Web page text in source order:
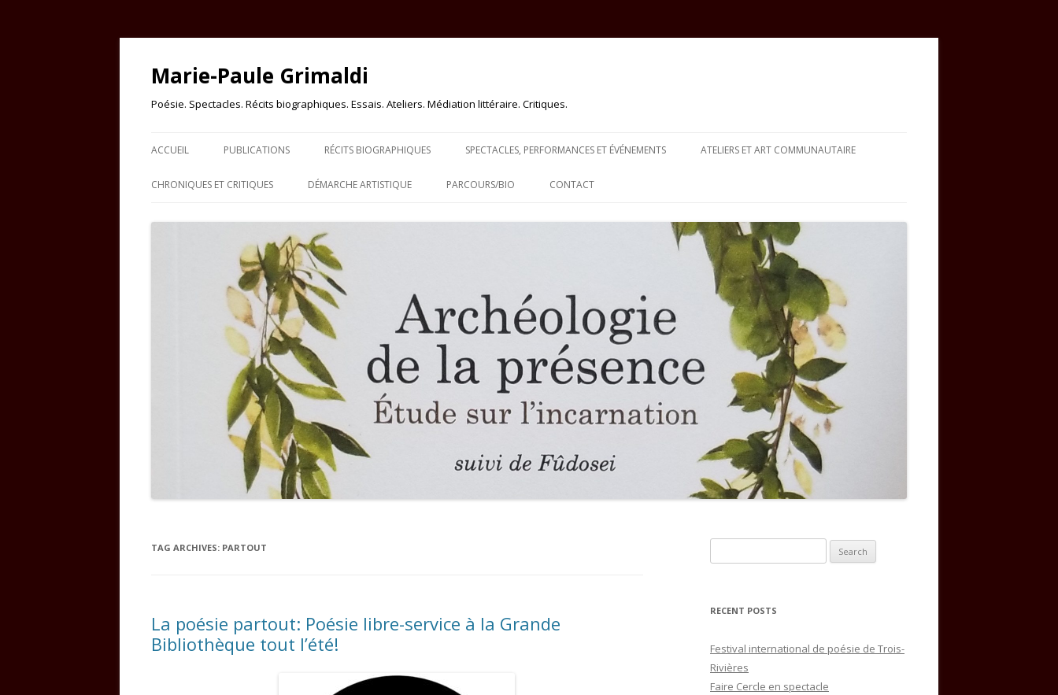
Marie-Paule Grimaldi
Poésie. Spectacles. Récits biographiques. Essais. Ateliers. Médiation littéraire. Critiques.
ACCUEIL PUBLICATIONS RÉCITS BIOGRAPHIQUES SPECTACLES, PERFORMANCES ET ÉVÉNEMENTS ATELIERS ET ART COMMUNAUTAIRE
CHRONIQUES ET CRITIQUES DÉMARCHE ARTISTIQUE PARCOURS/BIO CONTACT
TAG ARCHIVES: PARTOUT
La poésie partout: Poésie libre-service à la Grande
Bibliothèque tout l’été!
for:
RECENT POSTS
Festival international de poésie de Trois-
Rivières
Faire Cercle en spectacle